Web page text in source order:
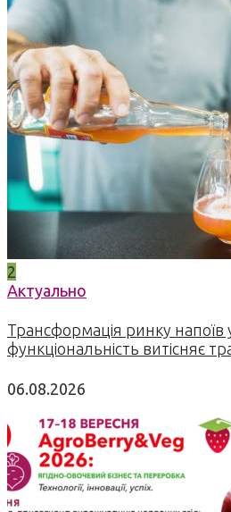
2
Актуально
Трансформація ринку напоїв
функціональність витісняє
06.08.2026